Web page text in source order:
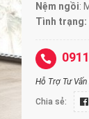
Nệm ngồi:
Tình trạng:
Hỗ Trợ Tư
Chia sẻ: